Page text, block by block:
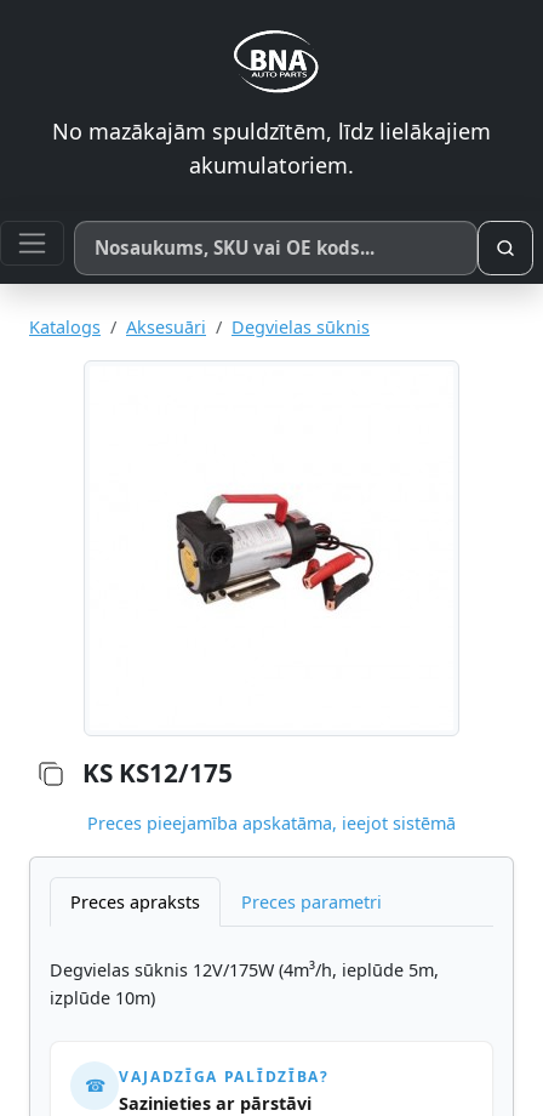
No mazākajām spuldzītēm, līdz lielākajiem
akumulatoriem.
Meklēt pēc produkta nosaukuma, SKU vai OE koda
Katalogs Aksesuāri Degvielas sūknis
KS KS12/175
Preces pieejamība apskatāma, ieejot sistēmā
Preces apraksts Preces parametri
Degvielas sūknis 12V/175W (4m³/h, ieplūde 5m,
izplūde 10m)
☎ VAJADZĪGA PALĪDZĪBA?
Sazinieties ar pārstāvi